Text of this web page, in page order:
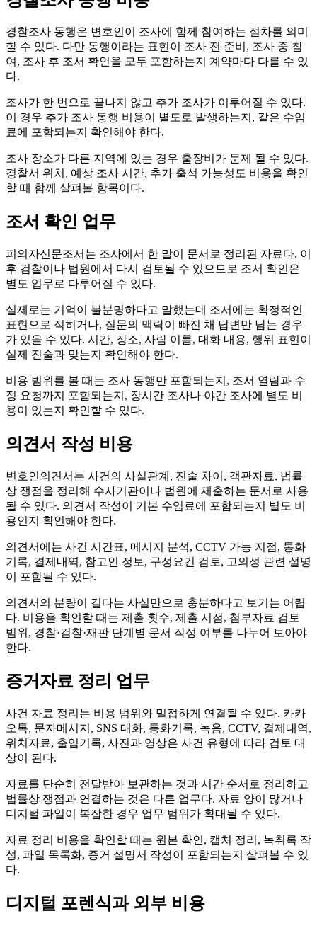
경찰조사 동행은 변호인이 조사에 함께 참여하는 절차를 의미
할 수 있다. 다만 동행이라는 표현이 조사 전 준비, 조사 중 참
여, 조사 후 조서 확인을 모두 포함하는지 계약마다 다를 수 있
다.
조사가 한 번으로 끝나지 않고 추가 조사가 이루어질 수 있다.
이 경우 추가 조사 동행 비용이 별도로 발생하는지, 같은 수임
료에 포함되는지 확인해야 한다.
조사 장소가 다른 지역에 있는 경우 출장비가 문제 될 수 있다.
경찰서 위치, 예상 조사 시간, 추가 출석 가능성도 비용을 확인
할 때 함께 살펴볼 항목이다.
조서 확인 업무
피의자신문조서는 조사에서 한 말이 문서로 정리된 자료다. 이
후 검찰이나 법원에서 다시 검토될 수 있으므로 조서 확인은
별도 업무로 다루어질 수 있다.
실제로는 기억이 불분명하다고 말했는데 조서에는 확정적인
표현으로 적히거나, 질문의 맥락이 빠진 채 답변만 남는 경우
가 있을 수 있다. 시간, 장소, 사람 이름, 대화 내용, 행위 표현이
실제 진술과 맞는지 확인해야 한다.
비용 범위를 볼 때는 조사 동행만 포함되는지, 조서 열람과 수
정 요청까지 포함되는지, 장시간 조사나 야간 조사에 별도 비
용이 있는지 확인할 수 있다.
의견서 작성 비용
변호인의견서는 사건의 사실관계, 진술 차이, 객관자료, 법률
상 쟁점을 정리해 수사기관이나 법원에 제출하는 문서로 사용
될 수 있다. 의견서 작성이 기본 수임료에 포함되는지 별도 비
용인지 확인해야 한다.
의견서에는 사건 시간표, 메시지 분석, CCTV 가능 지점, 통화
기록, 결제내역, 참고인 정보, 구성요건 검토, 고의성 관련 설명
이 포함될 수 있다.
의견서의 분량이 길다는 사실만으로 충분하다고 보기는 어렵
다. 비용을 확인할 때는 제출 횟수, 제출 시점, 첨부자료 검토
범위, 경찰·검찰·재판 단계별 문서 작성 여부를 나누어 보아야
한다.
증거자료 정리 업무
사건 자료 정리는 비용 범위와 밀접하게 연결될 수 있다. 카카
오톡, 문자메시지, SNS 대화, 통화기록, 녹음, CCTV, 결제내역,
위치자료, 출입기록, 사진과 영상은 사건 유형에 따라 검토 대
상이 된다.
자료를 단순히 전달받아 보관하는 것과 시간 순서로 정리하고
법률상 쟁점과 연결하는 것은 다른 업무다. 자료 양이 많거나
디지털 파일이 복잡한 경우 업무 범위가 확대될 수 있다.
자료 정리 비용을 확인할 때는 원본 확인, 캡처 정리, 녹취록 작
성, 파일 목록화, 증거 설명서 작성이 포함되는지 살펴볼 수 있
다.
디지털 포렌식과 외부 비용